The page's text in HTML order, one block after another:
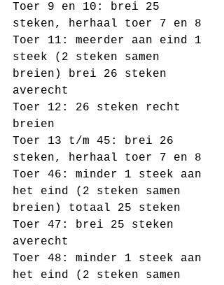
Toer 9 en 10: brei 25
steken, herhaal toer 7 en 8
Toer 11: meerder aan eind 1
steek (2 steken samen
breien) brei 26 steken
averecht
Toer 12: 26 steken recht
breien
Toer 13 t/m 45: brei 26
steken, herhaal toer 7 en 8
Toer 46: minder 1 steek aan
het eind (2 steken samen
breien) totaal 25 steken
Toer 47: brei 25 steken
averecht
Toer 48: minder 1 steek aan
het eind (2 steken samen